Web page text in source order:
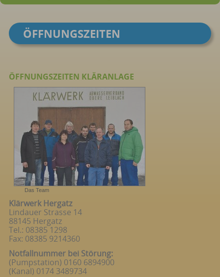
ÖFFNUNGSZEITEN
ÖFFNUNGSZEITEN KLÄRANLAGE
Das Team
Klärwerk Hergatz
Lindauer Strasse 14
88145 Hergatz
Tel.: 08385 1298
Fax: 08385 9214360
Notfallnummer bei Störung:
(Pumpstation) 0160 6894900
(Kanal) 0174 3489734